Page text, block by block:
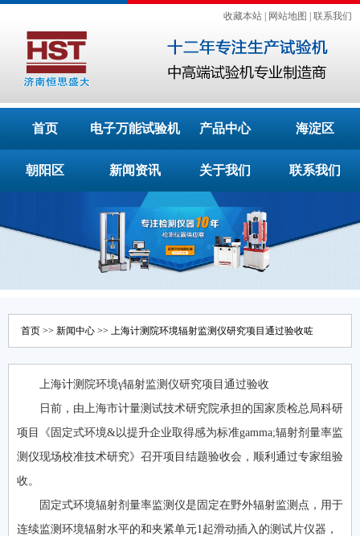
收藏本站 网站地图 联系我们
首页 电子万能试验机 产品中心 海淀区
朝阳区 新闻资讯 关于我们 联系我们
首页 >> 新闻中心 >> 上海计测院环境辐射监测仪研究项目通过验收咗
上海计测院环境γ辐射监测仪研究项目通过验收
日前，由上海市计量测试技术研究院承担的国家质检总局科研
项目《固定式环境&以提升企业取得感为标准gamma;辐射剂量率监
测仪现场校准技术研究》召开项目结题验收会，顺利通过专家组验
收。
固定式环境辐射剂量率监测仪是固定在野外辐射监测点，用于
连续监测环境辐射水平的和夹紧单元1起滑动插入的测试片仪器，